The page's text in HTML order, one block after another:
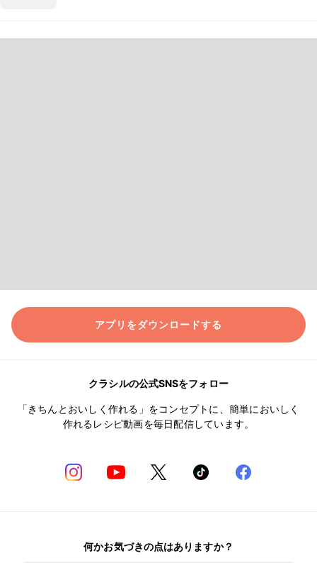
アプリをダウンロードする
クラシルの公式SNSをフォロー
「きちんとおいしく作れる」をコンセプトに、簡単においしく
作れるレシピ動画を毎日配信しています。
何かお気づきの点はありますか？